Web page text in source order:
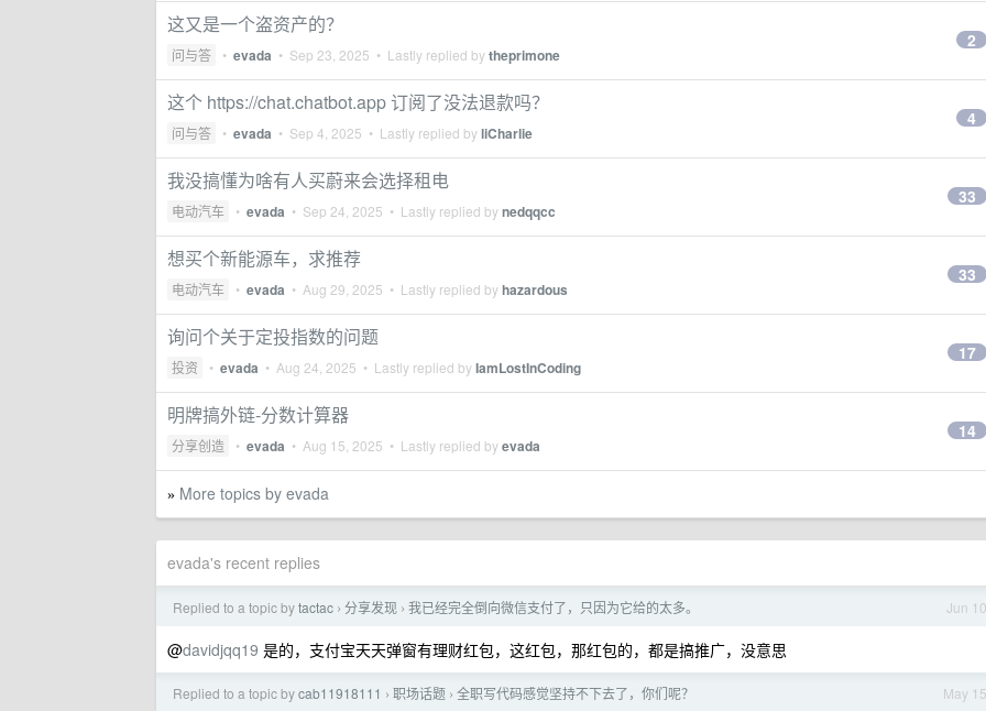
这又是一个盗资产的？
问与答 • evada • Sep 23, 2025 • Lastly replied bytheprimone
2
这个 https://chat.chatbot.app 订阅了没法退款吗？
问与答 • evada • Sep 4, 2025 • Lastly replied byliCharlie
4
我没搞懂为啥有人买蔚来会选择租电
电动汽车 • evada • Sep 24, 2025 • Lastly replied bynedqqcc
33
想买个新能源车，求推荐
电动汽车 • evada • Aug 29, 2025 • Lastly replied byhazardous
33
询问个关于定投指数的问题
投资 • evada • Aug 24, 2025 • Lastly replied byIamLostInCoding
17
明牌搞外链-分数计算器
分享创造 • evada • Aug 15, 2025 • Lastly replied byevada
14
» More topics by evada
evada's recent replies
Jun 10
Replied to a topic bytactac › 分享发现 › 我已经完全倒向微信支付了，只因为它给的太多。
@davidjqq19 是的，支付宝天天弹窗有理财红包，这红包，那红包的，都是搞推广，没意思
May 15
Replied to a topic bycab11918111 › 职场话题 › 全职写代码感觉坚持不下去了，你们呢？